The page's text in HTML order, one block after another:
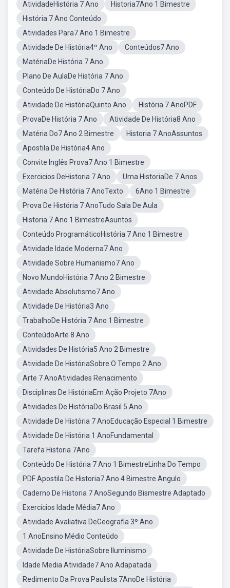
AtividadeHistória 7 Ano
Historia7Ano 1 Bimestre
História 7 Ano Conteúdo
Atividades Para7 Ano 1 Bimestre
Atividade De História4º Ano
Conteúdos7 Ano
MatériaDe História 7 Ano
Plano De AulaDe História 7 Ano
Conteúdo De HistóriaDo 7 Ano
Atividade De HistóriaQuinto Ano
História 7 AnoPDF
ProvaDe História 7 Ano
Atividade De História8 Ano
Matéria Do7 Ano 2 Bimestre
Historia 7 AnoAssuntos
Apostila De História4 Ano
Convite Inglês Prova7 Ano 1 Bimestre
Exercicios DeHistoria 7 Ano
Uma HistoriaDe 7 Anos
Matéria De História 7 AnoTexto
6Ano 1 Bimestre
Prova De História 7 AnoTudo Sala De Aula
Historia 7 Ano 1 BimestreAsuntos
Conteúdo ProgramáticoHistória 7 Ano 1 Bimestre
Atividade Idade Moderna7 Ano
Atividade Sobre Humanismo7 Ano
Novo MundoHistória 7 Ano 2 Bimestre
Atividade Absolutismo7 Ano
Atividade De História3 Ano
TrabalhoDe História 7 Ano 1 Bimestre
ConteúdoArte 8 Ano
Atividades De História5 Ano 2 Bimestre
Atividade De HistóriaSobre O Tempo 2 Ano
Arte 7 AnoAtividades Renacimento
Disciplinas De HistóriaEm Ação Projeto 7Ano
Atividades De HistóriaDo Brasil 5 Ano
Atividade De História 7 AnoEducação Especial 1 Bimestre
Atividade De História 1 AnoFundamental
Tarefa Historia 7Ano
Conteúdo De História 7 Ano 1 BimestreLinha Do Tempo
PDF Apostila De Historia7 Ano 4 Bimestre Angulo
Caderno De Historia 7 AnoSegundo Bismestre Adaptado
Exercícios Idade Média7 Ano
Atividade Avaliativa DeGeografia 3º Ano
1 AnoEnsino Médio Conteúdo
Atividade De HistóriaSobre Iluminismo
Idade Media Atividade7 Ano Adapatada
Redimento Da Prova Paulista 7AnoDe História